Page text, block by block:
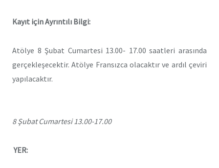
Kayıt için Ayrıntılı Bilgi:
Atölye 8 Şubat Cumartesi 13.00- 17.00 saatleri arasında
gerçekleşecektir. Atölye Fransızca olacaktır ve ardıl çeviri
yapılacaktır.
8 Şubat Cumartesi 13.00-17.00
YER: